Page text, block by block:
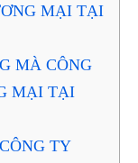
MẠI TẠI
MÀ CÔNG
MẠI TẠI
TY